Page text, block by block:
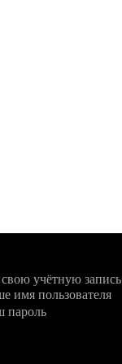
учётную запись
имя пользователя
пароль